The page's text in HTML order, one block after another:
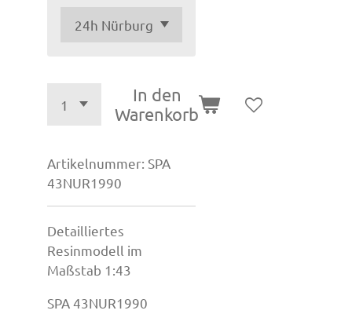
In den
Warenkorb
Artikelnummer: SPA
43NUR1990
Detailliertes
Resinmodell im
Maßstab 1:43
SPA 43NUR1990